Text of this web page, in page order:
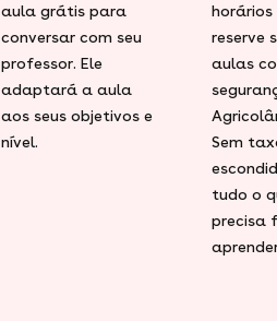
aula grátis para
conversar com seu
professor. Ele
adaptará a aula
aos seus objetivos e
nível.
horários
reserve
aulas
Sem
tudo o
precisa